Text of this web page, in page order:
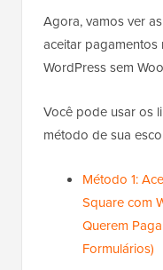
Agora, vamos ver
aceitar
WordPress sem
Você pode usar os
método de sua
Método 1:
Square com
Querem
Formulários)